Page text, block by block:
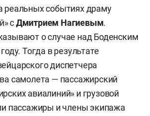
реальных событиях драму
сДмитрием Нагиевым.
о случае над Боденским
Тогда в результате
диспетчера
самолета — пассажирский
авиалиний» и грузовой
пассажиры и члены экипажа